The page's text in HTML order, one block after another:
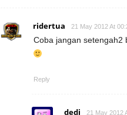
ridertua 21 May 2012 At
Coba jangan
Reply
dedi 21 May 2012